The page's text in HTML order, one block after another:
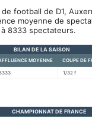
football de D1,
moyenne de
8333 spectateurs.
BILAN DE LA SAISON
MOYENNE COUPE DE
1/32 f
CHAMPIONNAT DE FRANCE